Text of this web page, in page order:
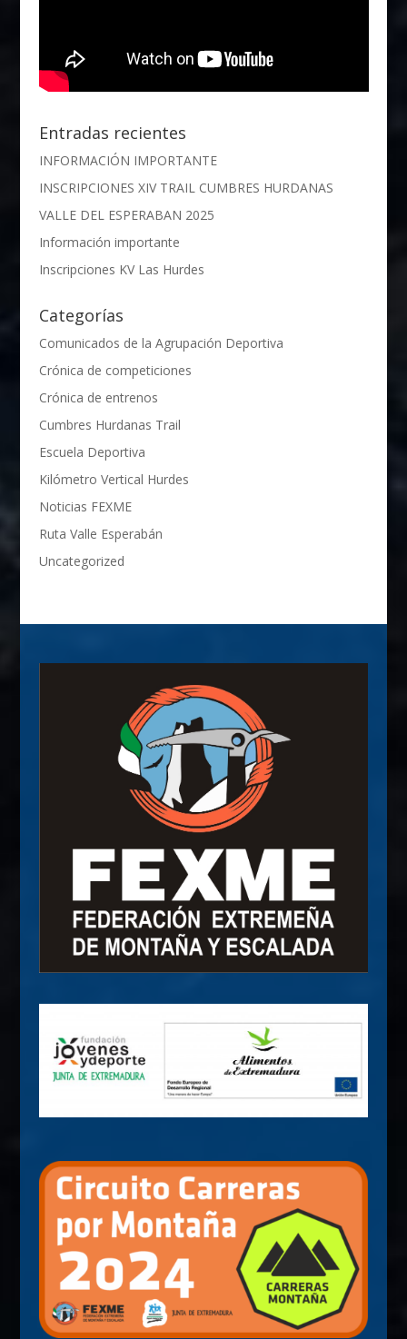
Entradas recientes
INFORMACIÓN IMPORTANTE
INSCRIPCIONES XIV TRAIL CUMBRES HURDANAS
VALLE DEL ESPERABAN 2025
Información importante
Inscripciones KV Las Hurdes
Categorías
Comunicados de la Agrupación Deportiva
Crónica de competiciones
Crónica de entrenos
Cumbres Hurdanas Trail
Escuela Deportiva
Kilómetro Vertical Hurdes
Noticias FEXME
Ruta Valle Esperabán
Uncategorized